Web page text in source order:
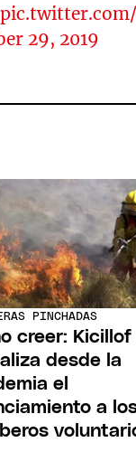
29, 2019
PINCHADAS
creer: Kicillof
desde la
el
a